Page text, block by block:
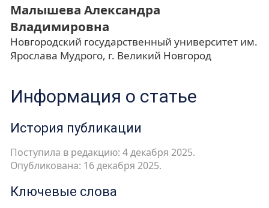
Малышева Александра
Владимировна
Новгородский государственный университет им.
Ярослава Мудрого, г. Великий Новгород
Информация о статье
История публикации
Поступила в редакцию: 4 декабря 2025.
Опубликована: 16 декабря 2025.
Ключевые слова